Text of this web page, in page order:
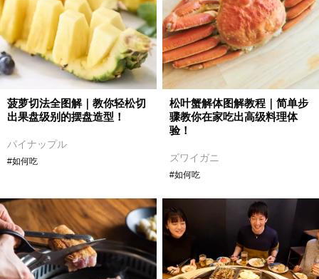
菠萝切法全图解｜教你轻松切
出果盘级别的摆盘造型！
パイナップル
#如何吃
松叶蟹解体图解教程｜简单步
骤教你在家吃出高级料理体
验！
ズワイガニ
#如何吃